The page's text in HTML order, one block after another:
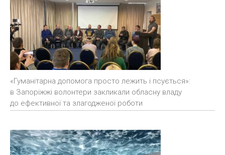
«Гуманітарна допомога просто лежить і псується»:
в Запоріжжі волонтери закликали обласну владу
до ефективної та злагодженої роботи